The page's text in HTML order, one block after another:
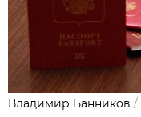
Владимир Банников /